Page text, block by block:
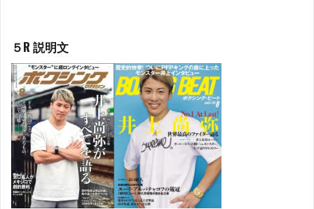
５R 説明文